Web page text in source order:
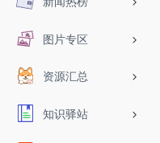
图片专区
资源汇总
知识驿站